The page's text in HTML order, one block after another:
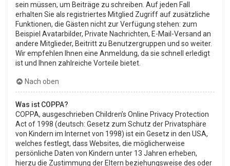
sein müssen, um Beiträge zu schreiben. Auf jeden Fall
erhalten Sie als registriertes Mitglied Zugriff auf zusätzliche
Funktionen, die Gästen nicht zur Verfügung stehen: zum
Beispiel Avatarbilder, Private Nachrichten, E-Mail-Versand an
andere Mitglieder, Beitritt zu Benutzergruppen und so weiter.
Wir empfehlen Ihnen eine Anmeldung, da sie schnell erledigt
ist und Ihnen zahlreiche Vorteile bietet.
Nach oben
Was ist COPPA?
COPPA, ausgeschrieben Children’s Online Privacy Protection
Act of 1998 (deutsch: Gesetz zum Schutz der Privatsphäre
von Kindern im Internet von 1998) ist ein Gesetz in den USA,
welches festlegt, dass Websites, die möglicherweise
persönliche Daten von Kindern unter 13 Jahren erheben,
hierzu die Zustimmung der Eltern beziehungsweise des oder